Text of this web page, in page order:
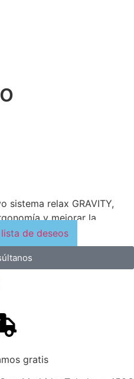
sistema relax GRAVITY,
y mejorar la
la posición gravedad cero.
cuerpo en su totalidad,
la cadera, lo que genera
al reducir la presión
con cabezales
Además, ambos brazos
con USB
contemporáneo que
de deseos
gratis